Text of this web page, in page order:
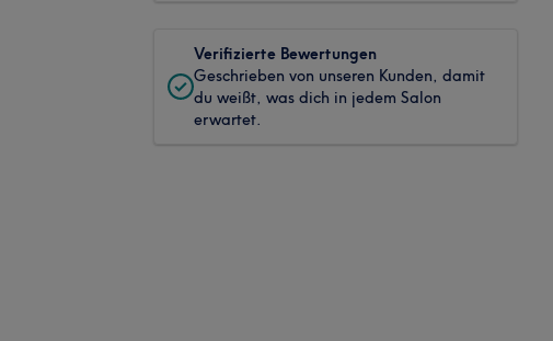
Verifizierte Bewertungen
Geschrieben von unseren Kunden, damit
du weißt, was dich in jedem Salon
erwartet.